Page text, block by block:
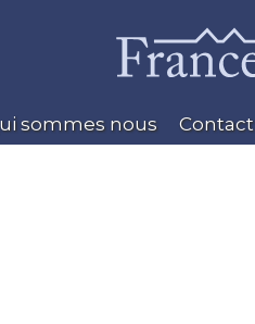
sommes nous Contact